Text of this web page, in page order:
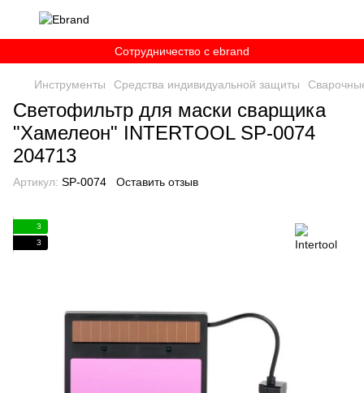
Сотрудничество c ebrand
Инструменты Средства индивидуальной защиты
Светофильтр для маски сварщика
"Хамелеон" INTERTOOL SP-0074
204713
Артикул: SP-0074 Оставить отзыв
3
3